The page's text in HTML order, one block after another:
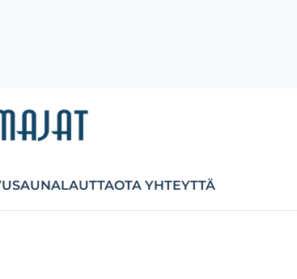
SAUNALAUTTAOTA YHTEYTTÄ